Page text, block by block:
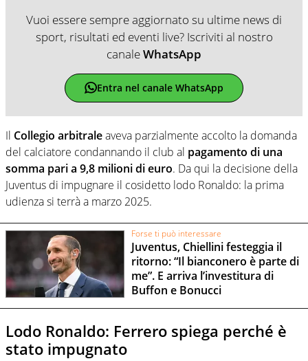
Vuoi essere sempre aggiornato su ultime news di
sport, risultati ed eventi live? Iscriviti al nostro
canaleWhatsApp
Entra nel canale WhatsApp
Il Collegio arbitraleaveva parzialmente accolto la domanda
del calciatore condannando il club al pagamento di una
somma pari a 9,8 milioni di euro. Da qui la decisione della
Juventus di impugnare il cosidetto lodo Ronaldo: la prima
udienza si terrà a marzo 2025.
Forse ti può interessare
Juventus, Chiellini festeggia il
ritorno: “Il bianconero è parte di
me”. E arriva l’investitura di
Buffon e Bonucci
Lodo Ronaldo: Ferrero spiega perché è
stato impugnato